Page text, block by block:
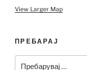
View Larger Map
ПРЕБАРАЈ